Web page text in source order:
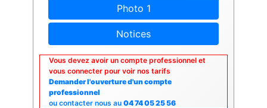
Photo 1
Notices
Vous devez avoir un compte professionnel et
vous connecter pour voir nos tarifs
Demander l'ouverture d'un compte
professionnel
ou contacter nous au 04 74 05 25 56